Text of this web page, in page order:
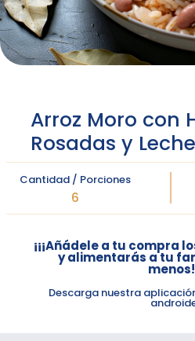
Arroz Moro con
Rosadas y
Cantidad / Porciones
6
¡¡¡Añádele a tu compra
y alimentarás a tu
Descarga nuestra